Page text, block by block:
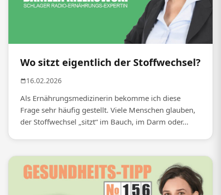
Wo sitzt eigentlich der Stoffwechsel?
16.02.2026
Als Ernährungsmedizinerin bekomme ich diese
Frage sehr häufig gestellt. Viele Menschen glauben,
der Stoffwechsel „sitzt“ im Bauch, im Darm oder...